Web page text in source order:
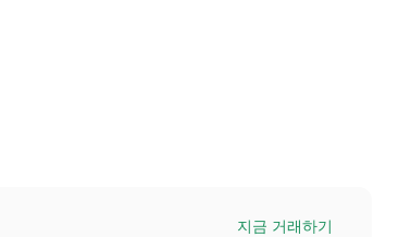
지금 거래하기